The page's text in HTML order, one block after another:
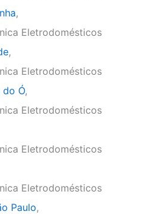
,
Eletrodomésticos
,
Eletrodomésticos
do Ó,
Eletrodomésticos
Eletrodomésticos
Eletrodomésticos
Paulo,